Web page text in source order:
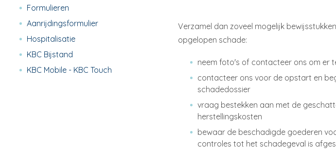
Formulieren
Aanrijdingsformulier
Hospitalisatie
KBC Bijstand
KBC Mobile - KBC Touch
Verzamel dan zoveel mogelijk
opgelopen schade:
neem foto's of contacteer ons om er
contacteer ons voor de opstart en
schadedossier
vraag bestekken aan met de
herstellingskosten
bewaar de beschadigde goederen
controles tot het schadegeval is